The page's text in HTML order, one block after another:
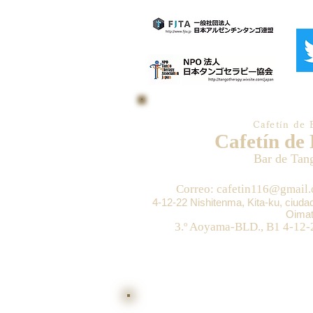
Cafetín de
Cafetín de
Bar de
Correo:
4-12-22 Nishitenma, Kita-ku,
3.º Aoyama-BLD., B1 4-